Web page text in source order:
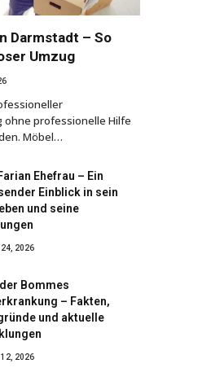
Darmstadt – So
Umzug
ohne professionelle Hilfe
Möbel…
Ehefrau – Ein
Einblick in sein
und seine
24, 2026
Bommes
– Fakten,
und aktuelle
12, 2026